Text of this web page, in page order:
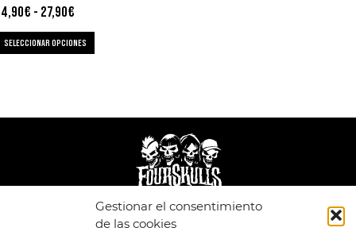
Gestionar el consentimiento
de las cookies
€ - 27,90€
SELECCIONAR OPCIONES